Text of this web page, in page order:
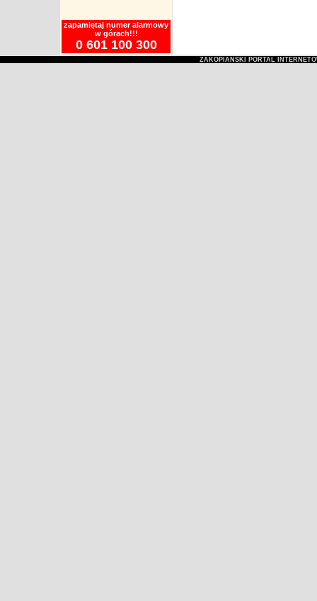
zapamiętaj numer alarmowy
w górach!!!
0 601 100 300
ZAKOPIAŃSKI PORTAL